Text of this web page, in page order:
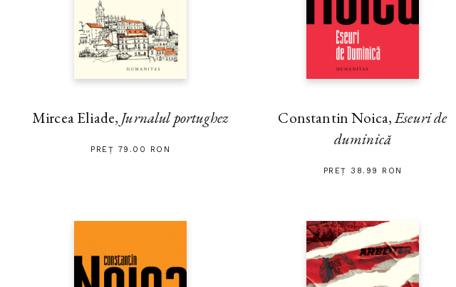
Mircea Eliade, Jurnalul portughez
PREȚ 79.00 RON
Constantin Noica,Eseuri de
duminică
PREȚ 38.99 RON